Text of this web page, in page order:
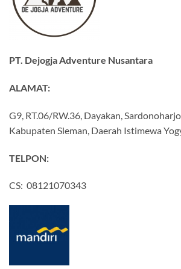
PT. Dejogja Adventure Nusantara
ALAMAT:
G9, RT.06/RW.36, Dayakan,
Kabupaten Sleman, Daerah Istimewa
TELPON:
CS: 08121070343